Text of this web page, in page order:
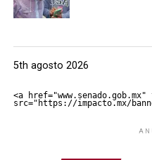
5th agosto 2026
<a
src="https://impacto.mx/